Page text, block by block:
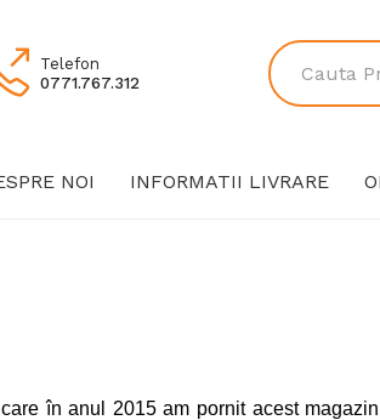
Telefon
0771.767.312
NOI INFORMATII LIVRARE
în anul 2015 am pornit acest